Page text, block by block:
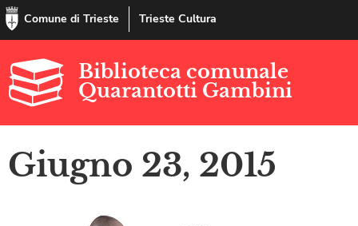
Comune di Trieste Trieste Cultura
Biblioteca comunale
Quarantotti Gambini
Giugno 23, 2015